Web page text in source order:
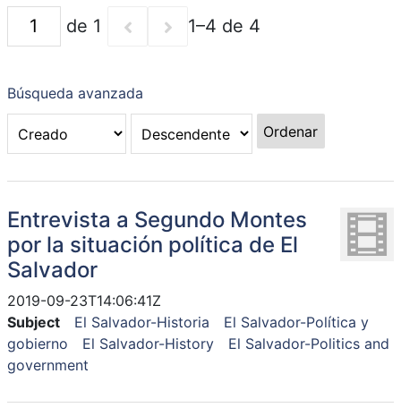
de 1 1–4 de 4
Búsqueda avanzada
Ordenar
Entrevista a Segundo Montes
por la situación política de El
Salvador
2019-09-23T14:06:41Z
Subject
El Salvador-Historia
El Salvador-Política y
gobierno
El Salvador-History
El Salvador-Politics and
government